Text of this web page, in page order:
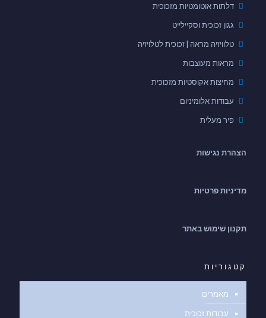
דלתות אוטומטיות מזכוכית
גגון זכוכית וסקיילייט
טלוויזיה מראה | זכוכית לטלויזיה
מראות מעוצבות
מחיצות אקוסטיות מזכוכית
עבודות אלומיניום
פיר מעלית
הצהרת נגישות
מדיניות פרטיות
תקנון שימוש באתר
קטגוריות
מאמרים
עבודות זכוכית